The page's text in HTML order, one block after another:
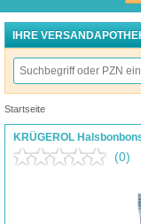
IHRE
Startseite
KRÜGEROL
(0)